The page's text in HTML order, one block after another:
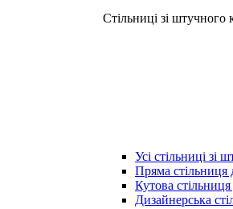
Стільниці зі
Усі стільниці зі
Пряма стільниця
Кутова
Дизайнерська